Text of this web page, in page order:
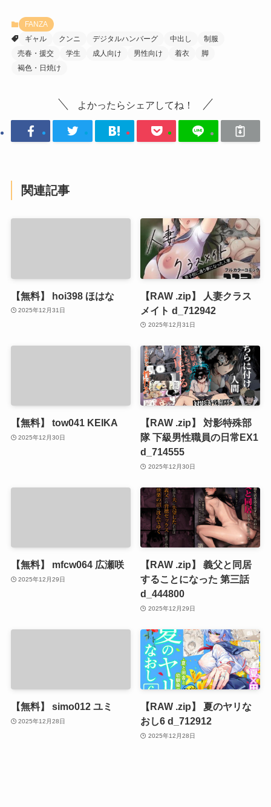
FANZA
ギャル
クンニ デジタルハンバーグ 中出し
制服
売春・援交
学生 成人向け 男性向け 着衣
脚
褐色・日焼け
よかったらシェアしてね！
関連記事
【無料】 hoi398 ほはな
2025年12月31日
【RAW .zip】 人妻クラス
メイト d_712942
2025年12月31日
【無料】 tow041 KEIKA
2025年12月30日
【RAW .zip】 対影特殊部
隊 下級男性職員の日常EX1
d_714555
2025年12月30日
【無料】 mfcw064 広瀬咲
2025年12月29日
【RAW .zip】 義父と同居
することになった 第三話
d_444800
2025年12月29日
【無料】 simo012 ユミ
2025年12月28日
【RAW .zip】 夏のヤリな
おし6 d_712912
2025年12月28日